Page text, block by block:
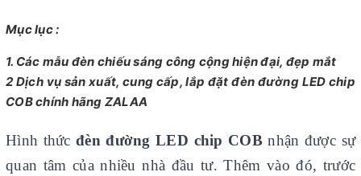
Mục lục :
1. Các mẫu đèn chiếu sáng công cộng hiện đại, đẹp mắt
2 Dịch vụ sản xuất, cung cấp, lắp đặt đèn đường LED chip
COB chính hãng ZALAA
Hình thứcđèn đường LED chip COB nhận được sự
quan tâm của nhiều nhà đầu tư. Thêm vào đó, trước